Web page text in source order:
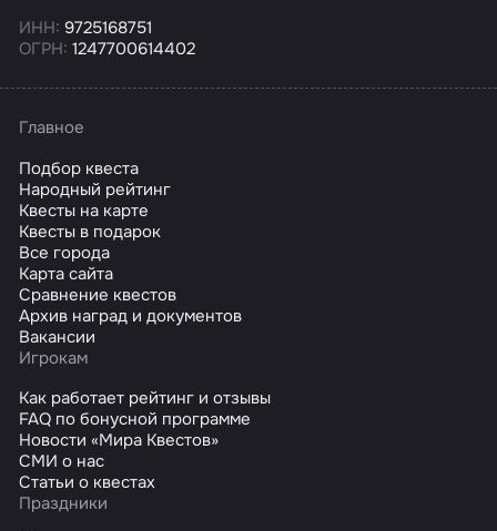
ИНН: 9725168751
ОГРН: 1247700614402
Главное
Подбор квеста
Народный рейтинг
Квесты на карте
Квесты в подарок
Все города
Карта сайта
Сравнение квестов
Архив наград и документов
Вакансии
Игрокам
Как работает рейтинг и отзывы
FAQ по бонусной программе
Новости «Мира Квестов»
СМИ о нас
Статьи о квестах
Праздники